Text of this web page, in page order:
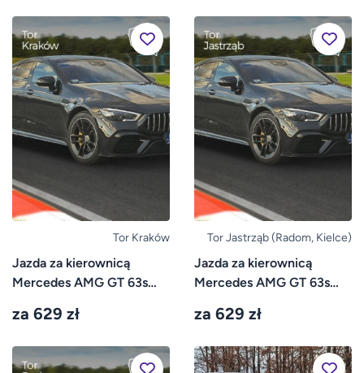
Tor Kraków
Jazda za kierownicą
Mercedes AMG GT 63s
za 629 zł
Tor Jastrząb (Radom, Kielce)
Jazda za kierownicą
Mercedes AMG GT 63s
za 629 zł